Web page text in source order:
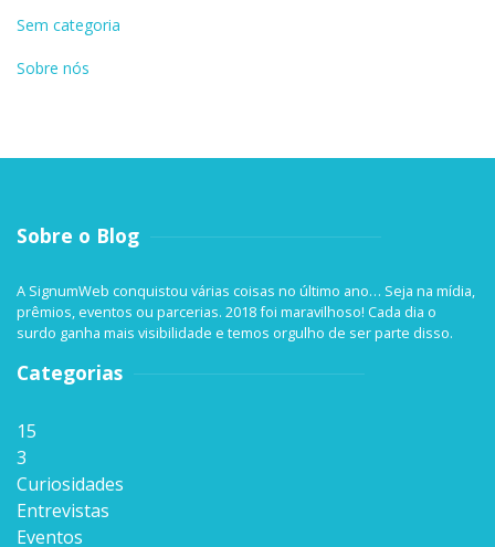
Sem categoria
Sobre nós
Sobre o Blog
A SignumWeb conquistou várias coisas no último ano… Seja na mídia,
prêmios, eventos ou parcerias. 2018 foi maravilhoso! Cada dia o
surdo ganha mais visibilidade e temos orgulho de ser parte disso.
Categorias
15
3
Curiosidades
Entrevistas
Eventos